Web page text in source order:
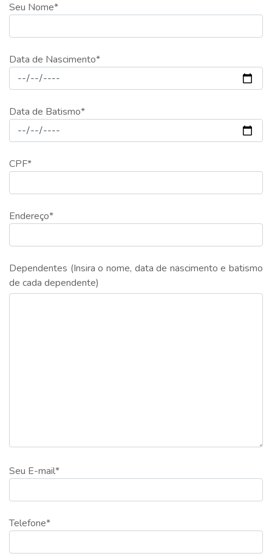
Seu Nome*
Data de Nascimento*
Data de Batismo*
CPF*
Endereço*
Dependentes (Insira o nome, data de nascimento e batismo
de cada dependente)
Seu E-mail*
Telefone*